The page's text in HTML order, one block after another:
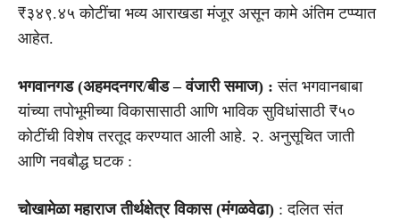
₹३४९.४५ कोटींचा भव्य आराखडा मंजूर असून कामे अंतिम टप्प्यात
आहेत.
भगवानगड (अहमदनगर/बीड – वंजारी समाज) : संत भगवानबाबा
यांच्या तपोभूमीच्या विकासासाठी आणि भाविक सुविधांसाठी ₹५०
कोटींची विशेष तरतूद करण्यात आली आहे. २. अनुसूचित जाती
आणि नवबौद्ध घटक :
चोखामेळा महाराज तीर्थक्षेत्र विकास (मंगळवेढा) : दलित संत